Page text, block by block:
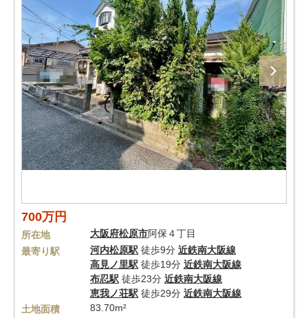
700万円
所在地 大阪府松原市阿保４丁目
最寄り駅
河内松原駅 徒歩9分 近鉄南大阪線
高見ノ里駅 徒歩19分 近鉄南大阪線
布忍駅 徒歩23分 近鉄南大阪線
恵我ノ荘駅 徒歩29分 近鉄南大阪線
土地面積
83.70m²